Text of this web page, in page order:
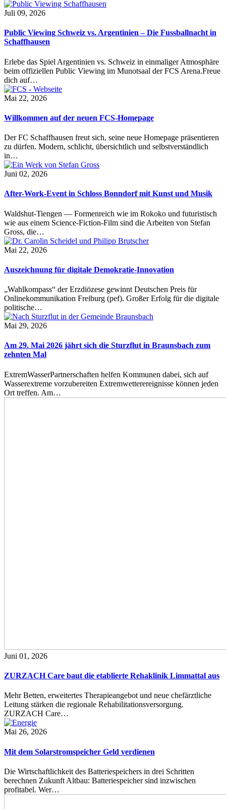
Juli 09, 2026
Public Viewing Schweiz vs. Argentinien – Die Fussballnacht in
Schaffhausen
Erlebe das Spiel Argentinien vs. Schweiz in einmaliger Atmosphäre
beim offiziellen Public Viewing im Munotsaal der FCS Arena.Freue
dich auf…
Mai 22, 2026
Willkommen auf der neuen FCS-Homepage
Der FC Schaffhausen freut sich, seine neue Homepage präsentieren
zu dürfen. Modern, schlicht, übersichtlich und selbstverständlich
in…
Juni 02, 2026
After-Work-Event in Schloss Bonndorf mit Kunst und Musik
Waldshut-Tiengen — Formenreich wie im Rokoko und futuristisch
wie aus einem Science-Fiction-Film sind die Arbeiten von Stefan
Gross, die…
Mai 22, 2026
Auszeichnung für digitale Demokratie-Innovation
„Wahlkompass“ der Erzdiözese gewinnt Deutschen Preis für
Onlinekommunikation Freiburg (pef). Großer Erfolg für die digitale
politische…
Mai 29, 2026
Am 29. Mai 2026 jährt sich die Sturzflut in Braunsbach zum
zehnten Mal
ExtremWasserPartnerschaften helfen Kommunen dabei, sich auf
Wasserextreme vorzubereiten Extremwetterereignisse können jeden
Ort treffen. Am…
Juni 01, 2026
ZURZACH Care baut die etablierte Rehaklinik Limmattal aus
Mehr Betten, erweitertes Therapieangebot und neue chefärztliche
Leitung stärken die regionale Rehabilitationsversorgung.
ZURZACH Care…
Mai 26, 2026
Mit dem Solarstromspeicher Geld verdienen
Die Wirtschaftlichkeit des Batteriespeichers in drei Schritten
berechnen Zukunft Altbau: Batteriespeicher sind inzwischen
profitabel. Wer…